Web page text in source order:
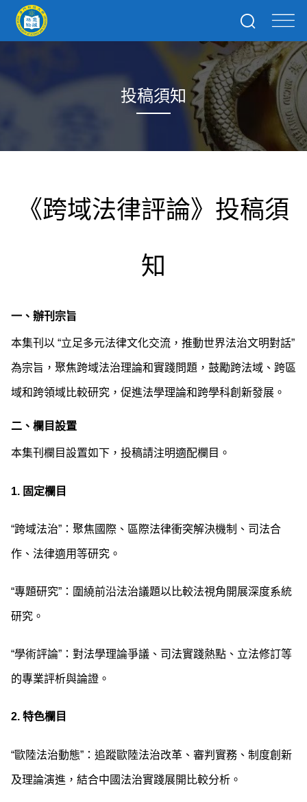
投稿須知
《跨域法律評論》投稿須
知
一、辦刊宗旨
本集刊以 “立足多元法律文化交流，推動世界法治文明對話”
為宗旨，聚焦跨域法治理論和實踐問題，鼓勵跨法域、跨區
域和跨領域比較研究，促進法學理論和跨學科創新發展。
二、欄目設置
本集刊欄目設置如下，投稿請注明適配欄目。
1. 固定欄目
“跨域法治”：聚焦國際、區際法律衝突解決機制、司法合
作、法律適用等研究。
“專題研究”：圍繞前沿法治議題以比較法視角開展深度系統
研究。
“學術評論”：對法學理論爭議、司法實踐熱點、立法修訂等
的專業評析與論證。
2. 特色欄目
“歐陸法治動態”：追蹤歐陸法治改革、審判實務、制度創新
及理論演進，結合中國法治實踐展開比較分析。